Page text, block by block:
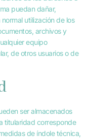
puedan dañar,
utilización de los
archivos y
equipo
de otros usuarios o de
ser almacenados
titularidad corresponde
de índole técnica,